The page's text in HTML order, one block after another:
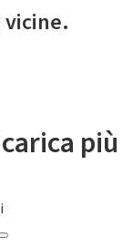
più